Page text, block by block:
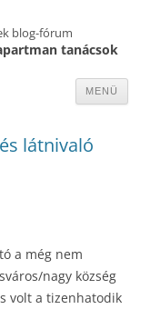
blog-fórum
tanácsok
MENÜ
látnivaló
a még nem
nagy község
volt a tizenhatodik